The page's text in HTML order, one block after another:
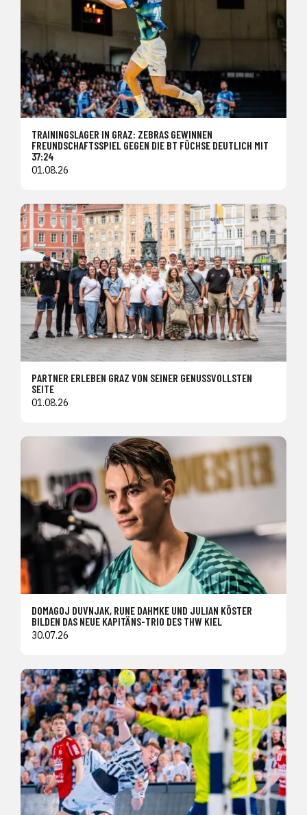
TRAININGSLAGER IN GRAZ: ZEBRAS GEWINNEN
FREUNDSCHAFTSSPIEL GEGEN DIE BT FÜCHSE DEUTLICH MIT
37:24
01.08.26
PARTNER ERLEBEN GRAZ VON SEINER GENUSSVOLLSTEN
SEITE
01.08.26
DOMAGOJ DUVNJAK, RUNE DAHMKE UND JULIAN KÖSTER
BILDEN DAS NEUE KAPITÄNS-TRIO DES THW KIEL
30.07.26